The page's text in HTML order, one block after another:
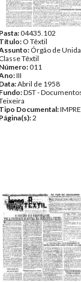
Pasta:04435.102
Título: O Têxtil
Órgão de
Classe Têxtil
Número:011
III
Data:Abril de 1958
Fundo:DST -
Tipo Documental:
Página(s):2